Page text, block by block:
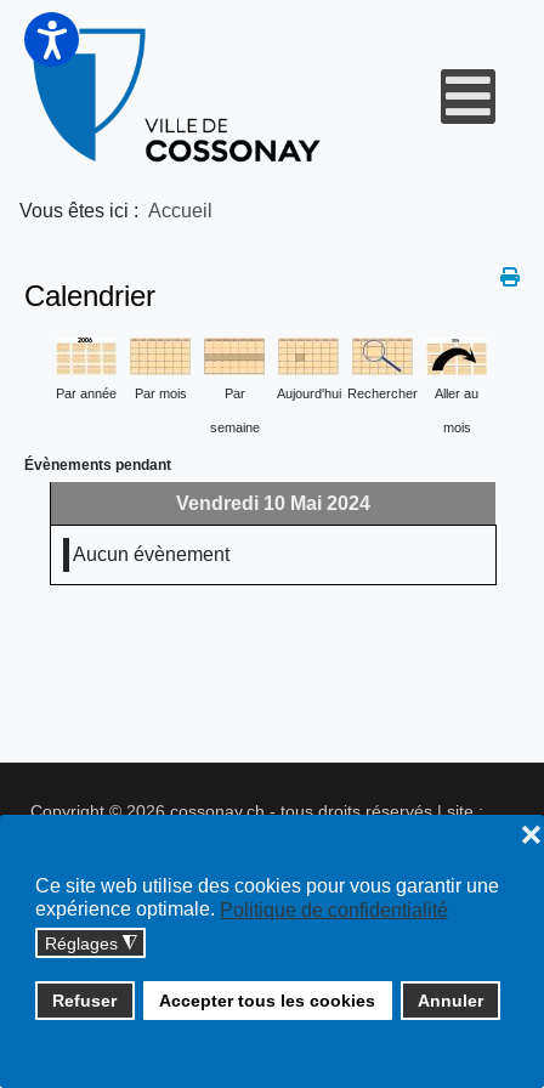
Ce site web utilise des cookies pour vous garantir une
expérience optimale. Politique de confidentialité
Réglages ◮
Refuser Accepter tous les cookies Annuler
❌
Vous êtes ici : Accueil
Calendrier
Par année Par mois Par
semaine
Aujourd'hui Rechercher Aller au
mois
Évènements pendant
Vendredi 10 Mai 2024
Aucun évènement
Copyright © 2026 cossonay.ch - tous droits réservés | site :
Plan du site